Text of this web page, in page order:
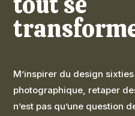
M’inspirer du design
photographique, retaper
n’est pas qu’une question